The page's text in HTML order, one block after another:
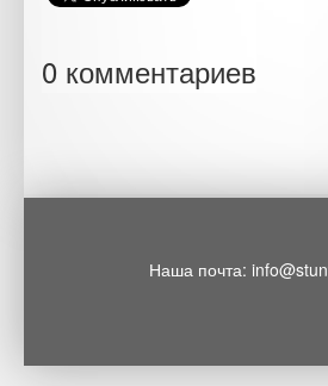
0 комментариев
Наша почта: